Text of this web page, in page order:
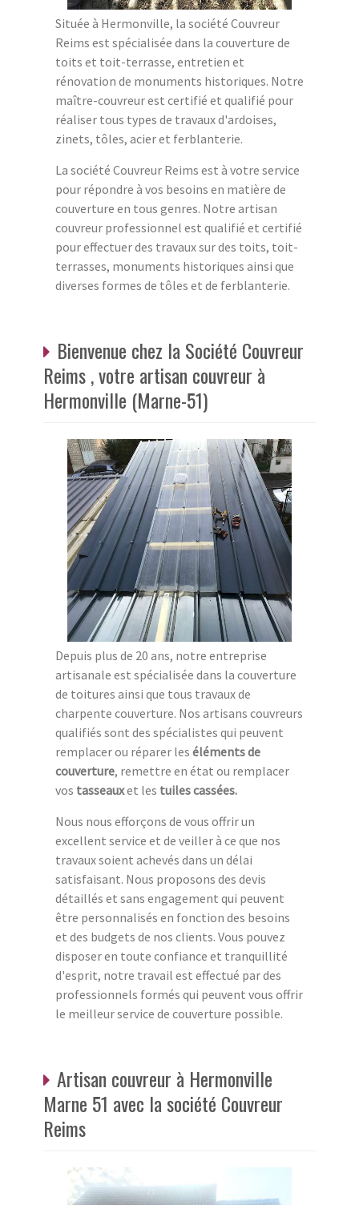
Située à Hermonville, la société Couvreur
Reims est spécialisée dans la couverture de
toits et toit-terrasse, entretien et
rénovation de monuments historiques. Notre
maître-couvreur est certifié et qualifié pour
réaliser tous types de travaux d'ardoises,
zinets, tôles, acier et ferblanterie.
La société Couvreur Reims est à votre service
pour répondre à vos besoins en matière de
couverture en tous genres. Notre artisan
couvreur professionnel est qualifié et certifié
pour effectuer des travaux sur des toits, toit-
terrasses, monuments historiques ainsi que
diverses formes de tôles et de ferblanterie.
Bienvenue chez la Société Couvreur
Reims , votre artisan couvreur à
Hermonville (Marne-51)
Depuis plus de 20 ans, notre entreprise
artisanale est spécialisée dans la couverture
de toitures ainsi que tous travaux de
charpente couverture. Nos artisans couvreurs
qualifiés sont des spécialistes qui peuvent
remplacer ou réparer les éléments de
couverture, remettre en état ou remplacer
vos tasseauxet les tuiles cassées.
Nous nous efforçons de vous offrir un
excellent service et de veiller à ce que nos
travaux soient achevés dans un délai
satisfaisant. Nous proposons des devis
détaillés et sans engagement qui peuvent
être personnalisés en fonction des besoins
et des budgets de nos clients. Vous pouvez
disposer en toute confiance et tranquillité
d'esprit, notre travail est effectué par des
professionnels formés qui peuvent vous offrir
le meilleur service de couverture possible.
Artisan couvreur à Hermonville
Marne 51 avec la société Couvreur
Reims